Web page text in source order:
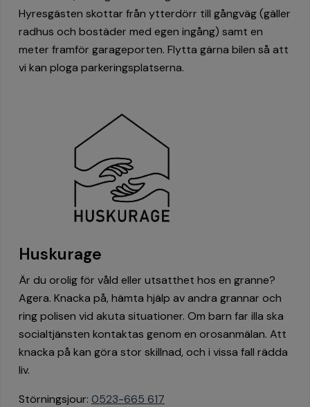
Hyresgästen skottar från ytterdörr till gångväg (gäller
radhus och bostäder med egen ingång) samt en
meter framför garageporten. Flytta gärna bilen så att
vi kan ploga parkeringsplatserna.
Huskurage
Är du orolig för våld eller utsatthet hos en granne?
Agera. Knacka på, hämta hjälp av andra grannar och
ring polisen vid akuta situationer. Om barn far illa ska
socialtjänsten kontaktas genom en orosanmälan. Att
knacka på kan göra stor skillnad, och i vissa fall rädda
liv.
Störningsjour: 0523-665 617